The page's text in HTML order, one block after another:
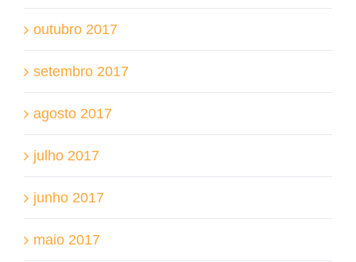
outubro 2017
setembro 2017
agosto 2017
julho 2017
junho 2017
maio 2017